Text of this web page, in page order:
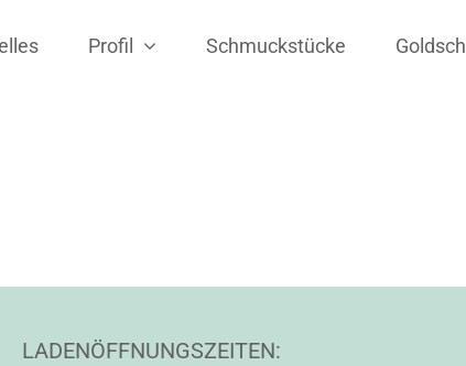
Profil Schmuckstücke
LADENÖFFNUNGSZEITEN: